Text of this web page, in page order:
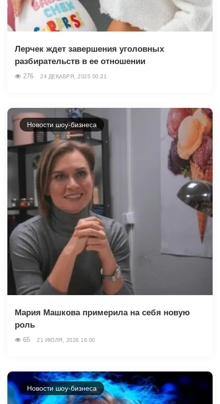
Лерчек ждет завершения уголовных
разбирательств в ее отношении
276 24 ДЕКАБРЯ, 2025 00:21
Новости шоу-бизнеса
Мария Машкова примерила на себя новую
роль
65 21 ИЮЛЯ, 2026 16:00
Новости шоу-бизнеса